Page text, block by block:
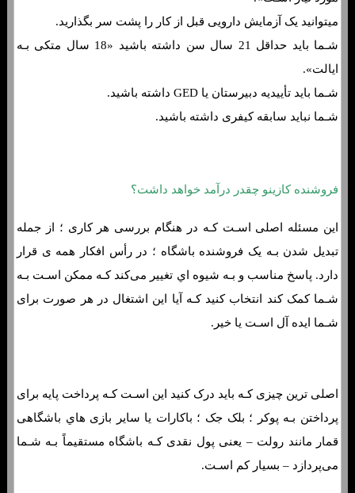
میتوانید یک آزمایش دارویی قبل از کار را پشت سر بگذارید.
شـما باید حداقل 21 سال سن داشته باشید «18 سال متکی بـه
ایالت».
شـما باید تأییدیه دبیرستان یا GED داشته باشید.
شـما نباید سابقه کیفری داشته باشید.
فروشنده کازینو چقدر درآمد خواهد داشت؟
این مسئله اصلی اسـت کـه در هنگام بررسی هر کاری ؛ از جمله
تبدیل شدن بـه یک فروشنده باشگاه ؛ در رأس افکار همه ی قرار
دارد. پاسخ مناسب و بـه شیوه اي تغییر می‌کند کـه ممکن اسـت بـه
شـما کمک کند انتخاب کنید کـه آیا این اشتغال در هر صورت برای
شـما ایده آل اسـت یا خیر.
اصلی ترین چیزی کـه باید درک کنید این اسـت کـه پرداخت پایه برای
پرداختن بـه پوکر ؛ بلک جک ؛ باکارات یا سایر بازی هاي‌ باشگاهی
قمار مانند رولت – یعنی پول نقدی کـه باشگاه مستقیماً بـه شـما
می‌پردازد – بسیار کم اسـت.